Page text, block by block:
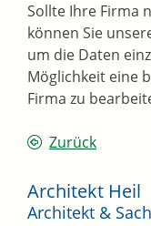
Sollte Ihre Firma
können Sie
um die Daten
Möglichkeit eine
Firma zu
Zurück
Architekt Heil
Architekt &